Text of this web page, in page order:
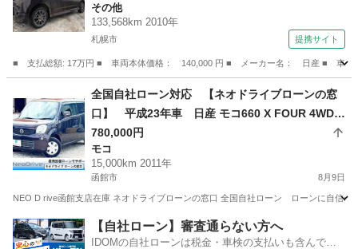
その他
133,568km 2010年
札幌市 提携サイト
■ 支払総額: 17万円 ■ 車両本体価格： 140,000 円 ■ メーカー名： 日産 ■ 車
その他
全国自社ローン対応 【ネオドライブローンの窓
口】 平成23年車 日産 モコ660 X FOUR 4WD
自社ローン リース 自社分割 債務整理 自己破
産 他社お断りされた方
780,000円
モコ
15,000km 2011年
函館市 8月9日
NEO D rive函館支店在庫 ネオドライブローンの窓口 全国自社ローン ローンに自信
北海道 函館市 モコ ローン
【自社ローン】審査通らない方へ
IDOMの自社ローンは税金・車検の支払いも含んでい